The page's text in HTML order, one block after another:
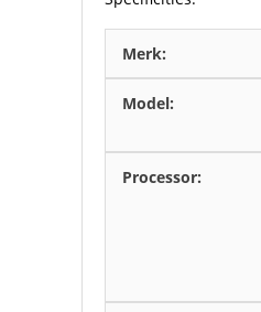
Merk:
Model:
Processor: